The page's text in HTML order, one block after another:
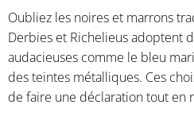
Oubliez les noires et marrons
Derbies et Richelieus adoptent
audacieuses comme le bleu
des teintes métalliques. Ces
de faire une déclaration tout en